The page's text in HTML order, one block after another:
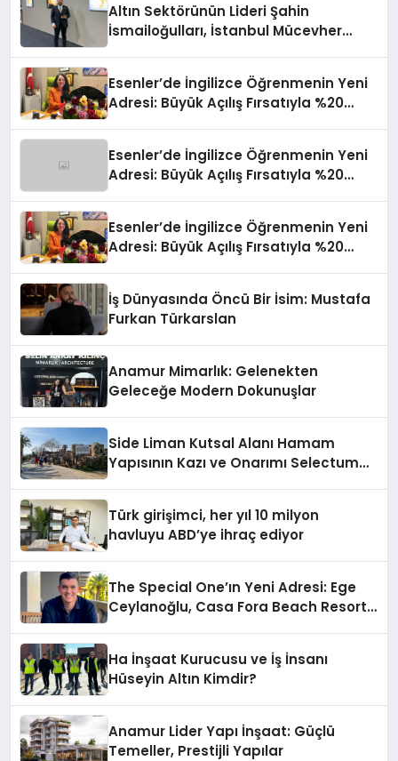
Altın Sektörünün Lideri Şahin
İsmailoğulları, İstanbul Mücevher
Esenler’de İngilizce Öğrenmenin Yeni
Adresi: Büyük Açılış Fırsatıyla %20
Esenler’de İngilizce Öğrenmenin Yeni
Adresi: Büyük Açılış Fırsatıyla %20
Esenler’de İngilizce Öğrenmenin Yeni
Adresi: Büyük Açılış Fırsatıyla %20
İş Dünyasında Öncü Bir İsim: Mustafa
Furkan Türkarslan
Anamur Mimarlık: Gelenekten
Geleceğe Modern Dokunuşlar
Side Liman Kutsal Alanı Hamam
Yapısının Kazı ve Onarımı Selectum
Türk girişimci, her yıl 10 milyon
havluyu ABD’ye ihraç ediyor
The Special One’ın Yeni Adresi: Ege
Ceylanoğlu, Casa Fora Beach Resort
Ha İnşaat Kurucusu ve İş İnsanı
Hüseyin Altın Kimdir?
Anamur Lider Yapı İnşaat: Güçlü
Temeller, Prestijli Yapılar